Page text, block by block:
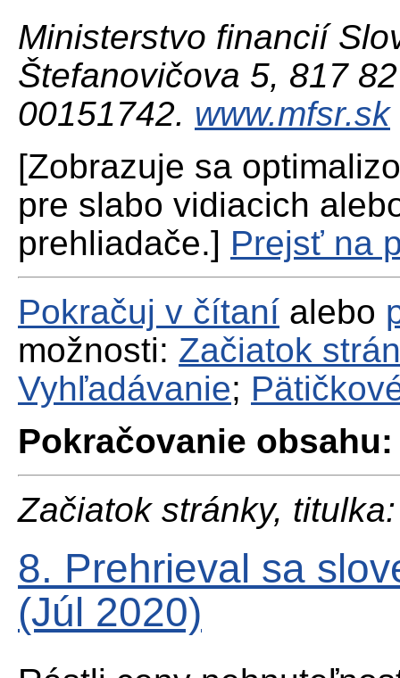
Ministerstvo financií
Štefanovičova 5, 817
00151742. www.mfsr.sk
[Zobrazuje sa
pre slabo vidiacich
prehliadače.] Prejsť na
Pokračuj v čítaní alebo
možnosti: Začiatok
Vyhľadávanie;
Pokračovanie obsahu:
Začiatok stránky, titulka:
8. Prehrieval sa
(Júl 2020)